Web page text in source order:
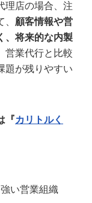
理店の場合、注
顧客情報や営
、将来的な内製
営業代行と比較
題が残りやすい
『カリトルく
い営業組織